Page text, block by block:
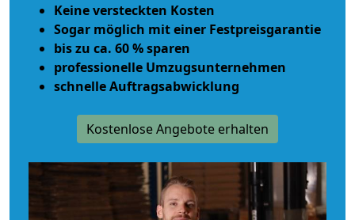
Keine versteckten Kosten
Sogar möglich mit einer Festpreisgarantie
bis zu ca. 60 % sparen
professionelle Umzugsunternehmen
schnelle Auftragsabwicklung
Kostenlose Angebote erhalten